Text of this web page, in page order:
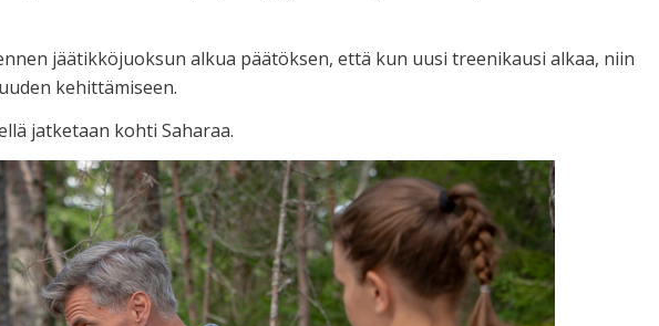
jäätikköjuoksun alkua päätöksen, että kun uusi treenikausi alkaa, niin
kehittämiseen.
jatketaan kohti Saharaa.